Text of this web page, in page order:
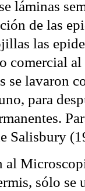
láminas
de las
las
comercial
se lavaron
para
Salisbury
al
sólo se